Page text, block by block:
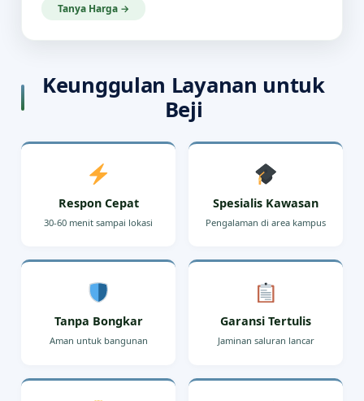
Tanya Harga →
Keunggulan Layanan untuk
Beji
Respon Cepat
30-60 menit sampai lokasi
Spesialis Kawasan
Pengalaman di area kampus
Tanpa Bongkar
Aman untuk bangunan
Garansi Tertulis
Jaminan saluran lancar